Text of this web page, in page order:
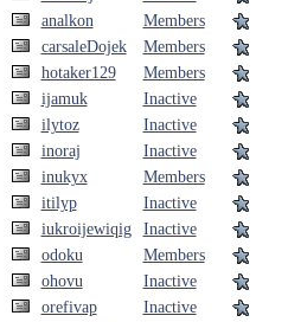
analkon
Members
carsaleDojek
Members
hotaker129
Members
ijamuk
Inactive
ilytoz
Inactive
inoraj
Inactive
inukyx
Members
itilyp
Inactive
iukroijewiqig
Inactive
odoku
Members
ohovu
Inactive
orefivap
Inactive